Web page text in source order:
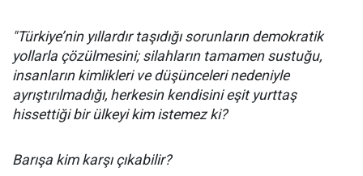
"Türkiye’nin yıllardır taşıdığı sorunların demokratik
yollarla çözülmesini; silahların tamamen sustuğu,
insanların kimlikleri ve düşünceleri nedeniyle
ayrıştırılmadığı, herkesin kendisini eşit yurttaş
hissettiği bir ülkeyi kim istemez ki?
Barışa kim karşı çıkabilir?